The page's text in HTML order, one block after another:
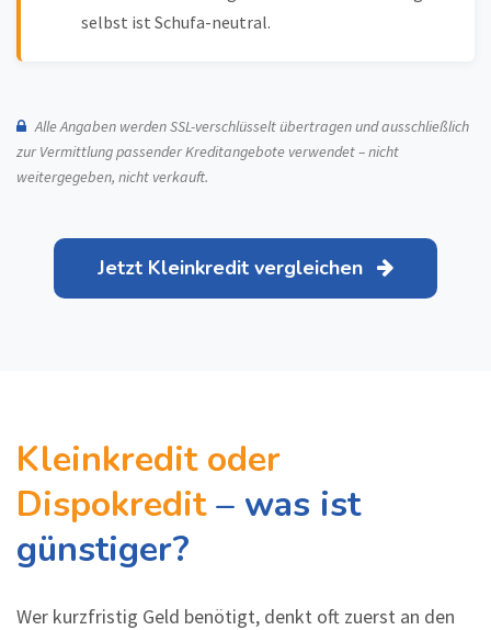
selbst ist Schufa-neutral.
Alle Angaben werden SSL-verschlüsselt übertragen und ausschließlich
zur Vermittlung passender Kreditangebote verwendet – nicht
weitergegeben, nicht verkauft.
Jetzt Kleinkredit vergleichen
Kleinkredit oder
Dispokredit– was ist
günstiger?
Wer kurzfristig Geld benötigt, denkt oft zuerst an den